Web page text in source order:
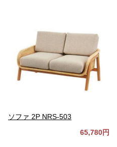
ソファ 2P NRS-503
65,780円